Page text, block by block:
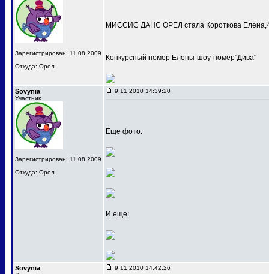
Зарегистрирован: 11.08.2009
Откуда: Орел
МИССИС ДАНС ОРЕЛ стала Короткова
Конкурсный номер Елены-шоу-номер"Дива"
Sovynia
Участник
Зарегистрирован: 11.08.2009
Откуда: Орел
9.11.2010 14:39:20
Еще фото:
И еще:
Sovynia 9.11.2010 14:42:26